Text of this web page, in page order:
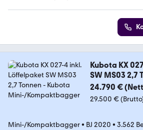
Kubota KX 027-4 inkl. Löffelpaket
SW MS03 2,7
24.790 €
29.500 €
Mini-/Kompaktbagger• BJ 2020 • 3.562